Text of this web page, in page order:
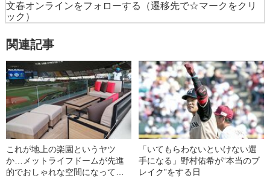
文春オンラインをフォローする
（遷移先で☆マークをクリ
ック）
関連記事
これが地上の楽園というヤツ
か…メットライフドームが先進
的でおしゃれな空間になってい
「いてもらわないといけない選
手になる」野村佑希が“本当のブ
レイク”をする日